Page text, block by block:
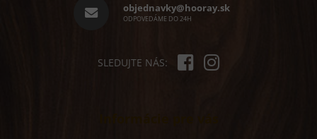
objednavky@hooray.sk
ODPOVEDÁME DO 24H
SLEDUJTE NÁS: